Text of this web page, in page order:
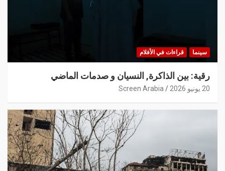
سينما قراءات في الأفلام
رقية: بين الذاكرة, النسيان و صدمات الماضي
20 يونيو 2026 Screen Arabia